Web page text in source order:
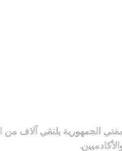
الجمهورية يلتقي آلاف من